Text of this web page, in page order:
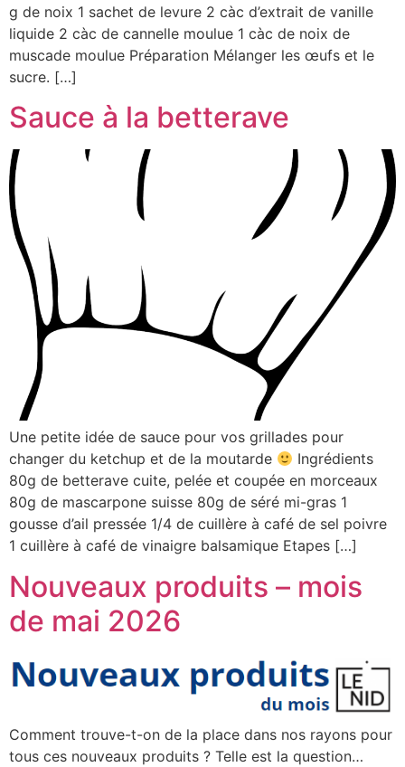
g de noix 1 sachet de levure 2 càc d’extrait de vanille
liquide 2 càc de cannelle moulue 1 càc de noix de
muscade moulue Préparation Mélanger les œufs et le
sucre. […]
Sauce à la betterave
Une petite idée de sauce pour vos grillades pour
changer du ketchup et de la moutarde
Ingrédients
80g de betterave cuite, pelée et coupée en morceaux
80g de mascarpone suisse 80g de séré mi-gras 1
gousse d’ail pressée 1/4 de cuillère à café de sel poivre
1 cuillère à café de vinaigre balsamique Etapes […]
Nouveaux produits – mois
de mai 2026
Comment trouve-t-on de la place dans nos rayons pour
tous ces nouveaux produits ? Telle est la question…